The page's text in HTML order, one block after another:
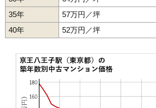
相場 1,340万円～1,540万円
(22.3万円/㎡~25.7万円/㎡)
マンションナビで
鹿島団地8番地
住所 東京都八王子市鹿島
交通 多摩センター駅（15分）
35年
57万円／坪
40年
52万円／坪